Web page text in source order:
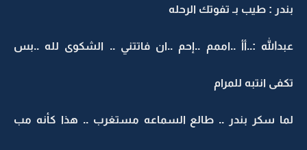
بندر : طيب بـ تفوتك الرحله
عبدالله :..أأ ..اممم ..إحم ..ان فاتتني .. الشكوى لله ..بس
تكفى انتبه للمرام
لما سكر بندر .. طالع السماعه مستغرب .. هذا كأنه مب